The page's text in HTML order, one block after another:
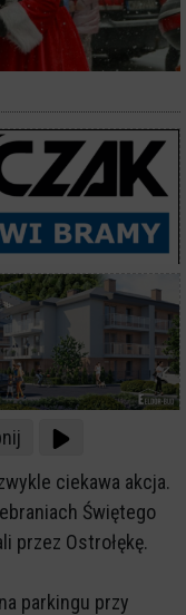
ciekawa akcja.
Świętego
przez Ostrołękę.
parkingu przy